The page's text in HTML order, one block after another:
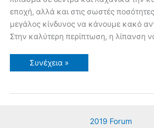
εποχή, αλλά και στις σωστές
μεγάλος κίνδυνος να κάνουμε κακό
Στην καλύτερη περίπτωση, η λίπανση
Πότε
Ρίχνω
Δέντρα
Συνέχεια »
2019 Forum